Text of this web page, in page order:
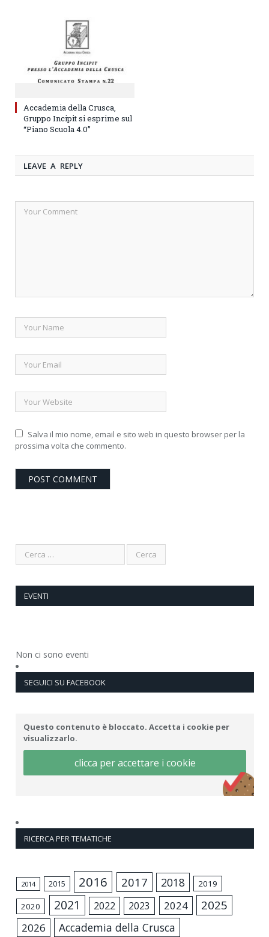
Accademia della Crusca,
Gruppo Incipit si esprime sul
“Piano Scuola 4.0”
LEAVE A REPLY
Salva il mio nome, email e sito web in questo browser per la
prossima volta che commento.
EVENTI
Non ci sono eventi
SEGUICI SU FACEBOOK
Questo contenuto è bloccato. Accetta i cookie per
visualizzarlo.
clicca per accettare i cookie
RICERCA PER TEMATICHE
2014 2015 2016 2017 2018 2019
2020 2021 2022 2023 2024 2025
2026 Accademia della Crusca